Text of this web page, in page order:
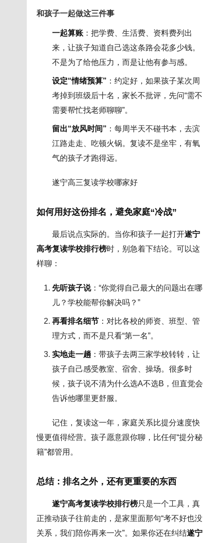
和孩子一起做这三件事
一起算账：把学费、生活费、资料费列出
来，让孩子知道自己选这条路会花多少钱。
不是为了给他压力，而是让他有参与感。
设定“情绪预算” ：约定好，如果孩子某次周
考掉到班级后十名，家长不批评，先问“需不
需要帮忙找老师聊聊”。
留出“放风时间” ：每周半天不碰书本，去滨
江路走走、吃顿火锅。复读不是坐牢，有氧
气的孩子才跑得远。
遂宁高三复读学校哪家好
如何用好这份排名，避免家庭“冷战”
最后说点实际的。当你和孩子一起打开遂宁
高考复读学校排行榜时，别急着下结论。可以这
样聊：
先听孩子说：“你觉得自己最大的问题出在哪
儿？学校能帮你解决吗？”
再看排名细节：对比各校的师资、班型、管
理方式，而不是只看“第一名”。
实地走一趟：带孩子去两三家学校转转，让
孩子自己感受教室、宿舍、操场。很多时
候，孩子说不清为什么选A不选B，但直觉会
告诉他哪里更舒服。
记住，复读这一年，家庭关系比提分速度快
慢更值得经营。孩子愿意跟你聊，比任何“提分秘
籍”都管用。
总结：排名之外，还有更重要的东西
遂宁高考复读学校排行榜只是一个工具，真
正推动孩子往前走的，是家里面那句“考不好也没
关系，我们陪你再来一次”。如果你还在纠结遂宁